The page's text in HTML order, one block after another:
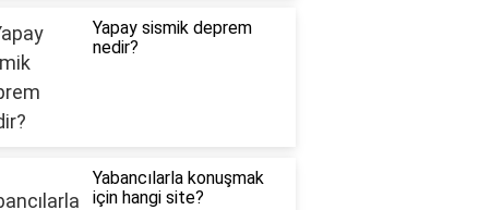
Yapay sismik deprem
nedir?
Yabancılarla konuşmak
için hangi site?